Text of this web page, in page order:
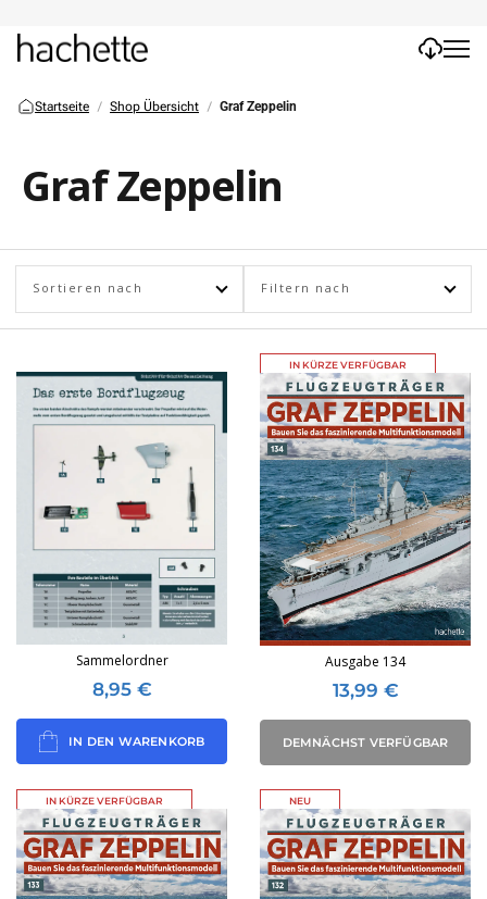
Startseite Shop Übersicht Graf Zeppelin
Graf Zeppelin
Sortieren nach Filtern nach
Sammelordner
8,95€
IN DEN WARENKORB
IN KÜRZE VERFÜGBAR
Ausgabe 134
13,99 €
DEMNÄCHST VERFÜGBAR
IN KÜRZE VERFÜGBAR NEU